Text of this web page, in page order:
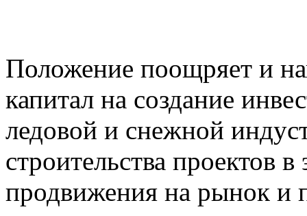
Положение поощряет и
капитал на создание
ледовой и снежной
строительства проектов
продвижения на рынок и